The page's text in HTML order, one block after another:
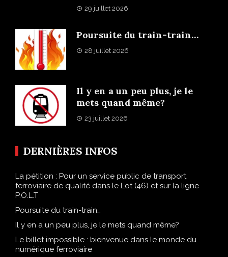
29 juillet 2026
Poursuite du train-train…
28 juillet 2026
Il y en a un peu plus, je le
mets quand même?
23 juillet 2026
DERNIÈRES INFOS
La pétition : Pour un service public de transport
ferroviaire de qualité dans le Lot (46) et sur la ligne
P.O.L.T
Poursuite du train-train…
Il y en a un peu plus, je le mets quand même?
Le billet impossible : bienvenue dans le monde du
numérique ferroviaire